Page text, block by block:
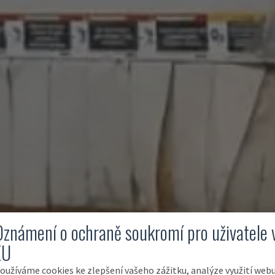
o ochraně soukromí pro uživatele
cookies ke zlepšení vašeho zážitku, analýze využití